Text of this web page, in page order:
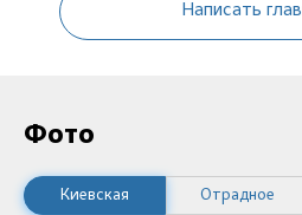
Написать
Фото
Киевская Отрадное